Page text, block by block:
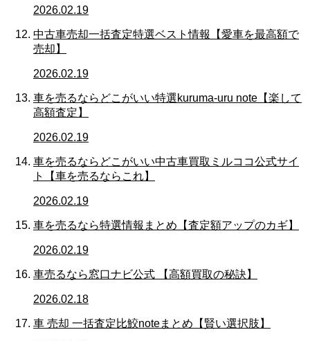
2026.02.19
中古車売却一括査定特選ベスト情報【愛車を最高額で
売却】
2026.02.19
車を売るならどこがいい特選kuruma-uru note【楽して
高額査定】
2026.02.19
車を売るならどこがいい中古車買取ミルココ公式サイ
ト【車を売るならこれ】
2026.02.19
車を売るなら特選情報まとめ【査定額アップのカギ】
2026.02.19
車売るなら窓口ナビ公式 【高額買取の秘訣】
2026.02.18
車 売却 一括査定比鮫noteまとめ【賢い選択肢】